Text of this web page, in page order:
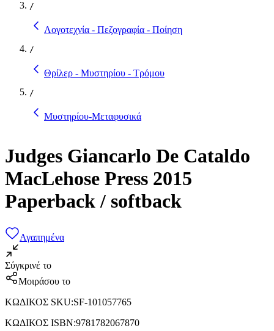
/
Λογοτεχνία - Πεζογραφία - Ποίηση
/
Θρίλερ - Μυστηρίου - Τρόμου
/
Μυστηρίου-Μεταφυσικά
Judges Giancarlo De Cataldo
MacLehose Press 2015
Paperback / softback
Αγαπημένα
Σύγκρινέ το
Μοιράσου το
ΚΩΔΙΚΟΣ SKU:SF-101057765
ΚΩΔΙΚΟΣ ISBN:9781782067870